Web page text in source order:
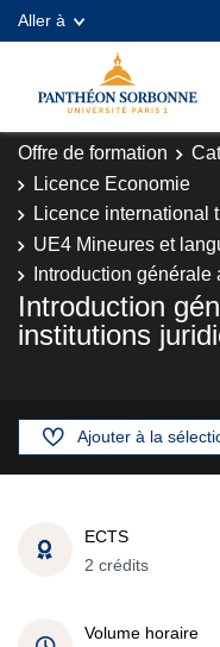
Aller à
Offre de formation
Licence Economie
Licence international
UE4 Mineures et
Introduction
Introduction
institutions
Ajouter à la
ECTS
2 crédits
Volume horaire